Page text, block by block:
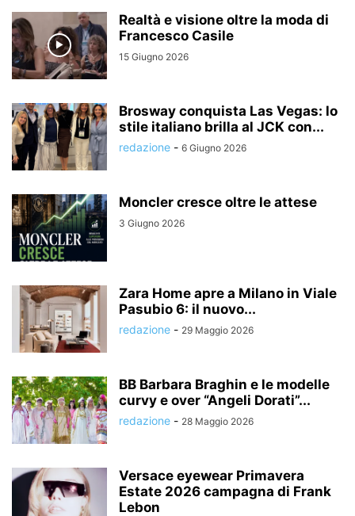
Realtà e visione oltre la moda di
Francesco Casile
15 Giugno 2026
Brosway conquista Las Vegas: lo
stile italiano brilla al JCK con...
redazione - 6 Giugno 2026
Moncler cresce oltre le attese
3 Giugno 2026
Zara Home apre a Milano in Viale
Pasubio 6: il nuovo...
redazione - 29 Maggio 2026
BB Barbara Braghin e le modelle
curvy e over “Angeli Dorati”...
redazione - 28 Maggio 2026
Versace eyewear Primavera
Estate 2026 campagna di Frank
Lebon